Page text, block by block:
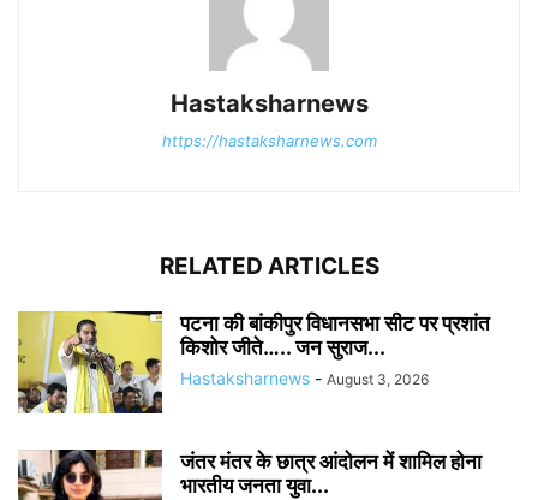
Hastaksharnews
https://hastaksharnews.com
RELATED ARTICLES
पटना की बांकीपुर विधानसभा सीट पर प्रशांत
किशोर जीते….. जन सुराज...
Hastaksharnews - August 3, 2026
जंतर मंतर के छात्र आंदोलन में शामिल होना
भारतीय जनता युवा...